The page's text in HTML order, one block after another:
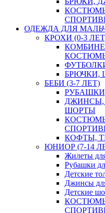
ОДЕЖДА ДЛЯ
КРОХИ (0-3
БРЮЧКИ,
БЕБИ (3-7 ЛЕТ)
ДЖИНСЫ,
ШОРТЫ
КОФТЫ,
ЮНИОР (7-14
Жилеты
Рубашки
Детские
Джинсы
Детские